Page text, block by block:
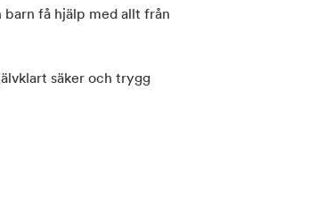
barn få hjälp med allt från
säker och trygg